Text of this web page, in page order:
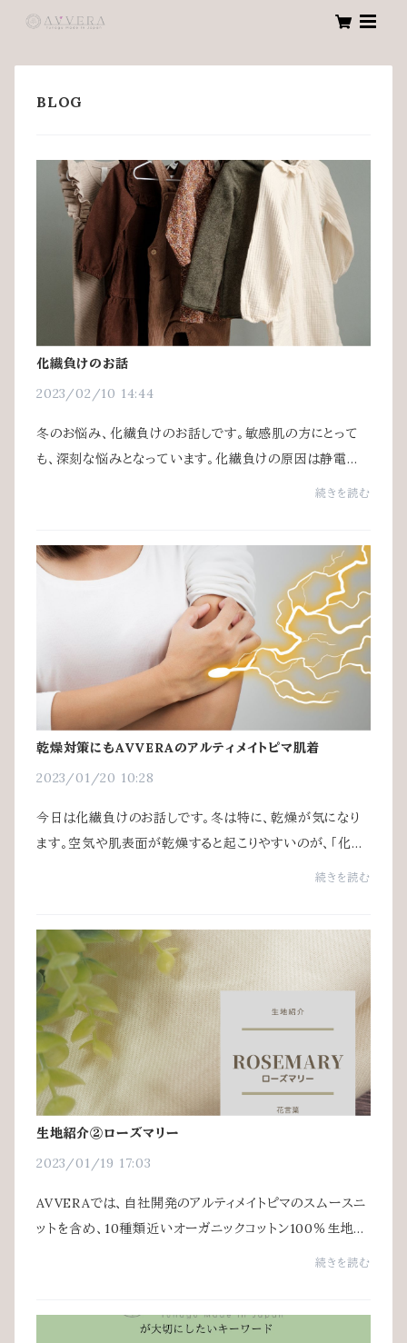
化繊負けのお話
2023/02/10 14:44
冬のお悩み、化繊負けのお話しです。敏感肌の方にとって
も、深刻な悩みとなっています。化繊負けの原因は静電気
の発生といわれています。化繊同士や化繊とほかの素材に
続きを読む
乾燥対策にもAVVERAのアルティメイトピマ肌着
2023/01/20 10:28
今日は化繊負けのお話しです。冬は特に、乾燥が気になり
ます。空気や肌表面が乾燥すると起こりやすいのが、「化繊
負け」です。化繊負けは衣服の摩擦によっておこる静電気
続きを読む
生地紹介②ローズマリー
2023/01/19 17:03
AVVERAでは、自社開発のアルティメイトピマのスムースニ
ットを含め、10種類近いオーガニックコットン100％生地を
使っています。中には、オーガニックコットンでは珍しい生
続きを読む